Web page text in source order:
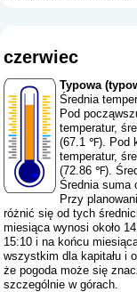
czerwiec
Typowa
Średnia
Pod
temperatur,
(67.1 ℉). Pod
temperatur,
(72.86 ℉).
Średnia suma
Przy
różnić się od tych
miesiąca wynosi około
15:10 i na końcu
wszystkim dla kapitału i
że pogoda może się
szczególnie w górach.